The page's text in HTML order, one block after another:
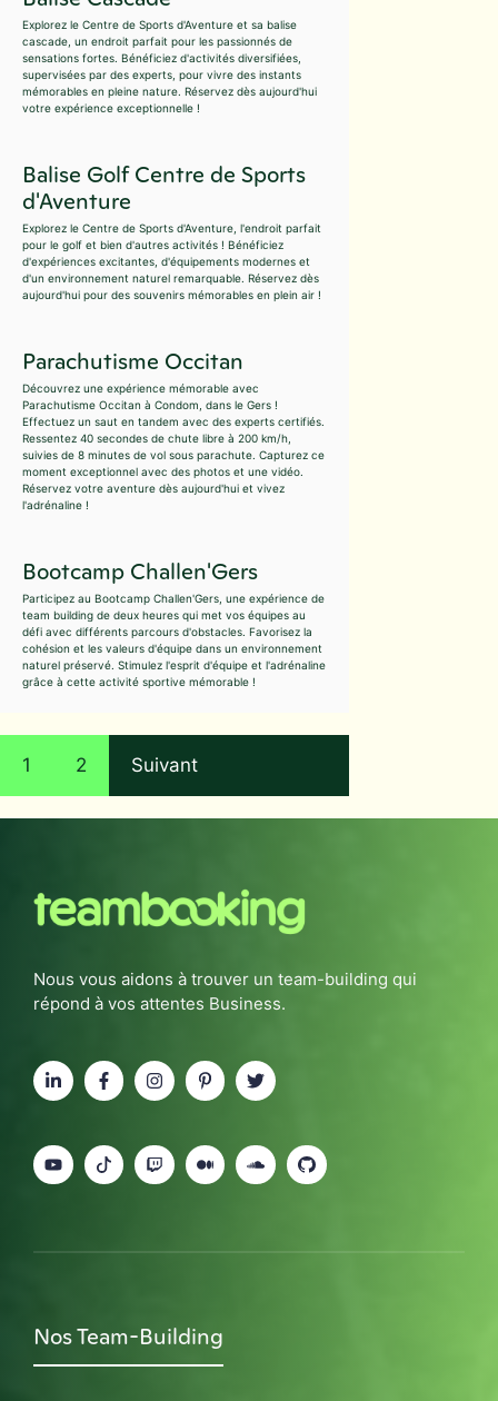
Explorez le Centre de Sports d'Aventure et sa balise
cascade, un endroit parfait pour les passionnés de
sensations fortes. Bénéficiez d'activités diversifiées,
supervisées par des experts, pour vivre des instants
mémorables en pleine nature. Réservez dès aujourd'hui
votre expérience exceptionnelle !
Balise Golf Centre de Sports
d'Aventure
Explorez le Centre de Sports d'Aventure, l'endroit parfait
pour le golf et bien d'autres activités ! Bénéficiez
d'expériences excitantes, d'équipements modernes et
d'un environnement naturel remarquable. Réservez dès
aujourd'hui pour des souvenirs mémorables en plein air !
Parachutisme Occitan
Découvrez une expérience mémorable avec
Parachutisme Occitan à Condom, dans le Gers !
Effectuez un saut en tandem avec des experts certifiés.
Ressentez 40 secondes de chute libre à 200 km/h,
suivies de 8 minutes de vol sous parachute. Capturez ce
moment exceptionnel avec des photos et une vidéo.
Réservez votre aventure dès aujourd'hui et vivez
l'adrénaline !
Bootcamp Challen'Gers
Participez au Bootcamp Challen'Gers, une expérience de
team building de deux heures qui met vos équipes au
défi avec différents parcours d'obstacles. Favorisez la
cohésion et les valeurs d'équipe dans un environnement
naturel préservé. Stimulez l'esprit d'équipe et l'adrénaline
grâce à cette activité sportive mémorable !
1 2 Suivant
Nous vous aidons à trouver un team-building qui
répond à vos attentes Business.
Nos Team-Building